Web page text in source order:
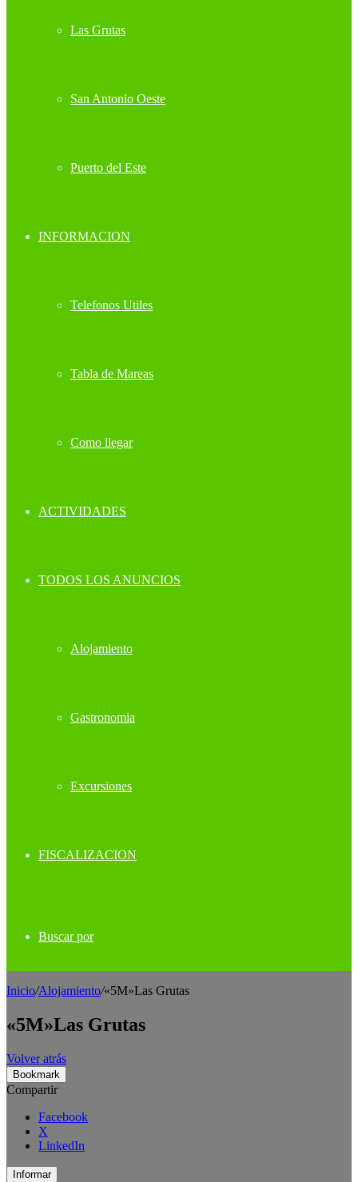
Las Grutas
San Antonio Oeste
Puerto del Este
INFORMACION
Telefonos Utiles
Tabla de Mareas
Como llegar
ACTIVIDADES
TODOS LOS ANUNCIOS
Alojamiento
Gastronomia
Excursiones
FISCALIZACION
Buscar por
Inicio/Alojamiento/«5M»Las Grutas
«5M»Las Grutas
Volver atrás
Bookmark
Compartir
Facebook
X
LinkedIn
Informar